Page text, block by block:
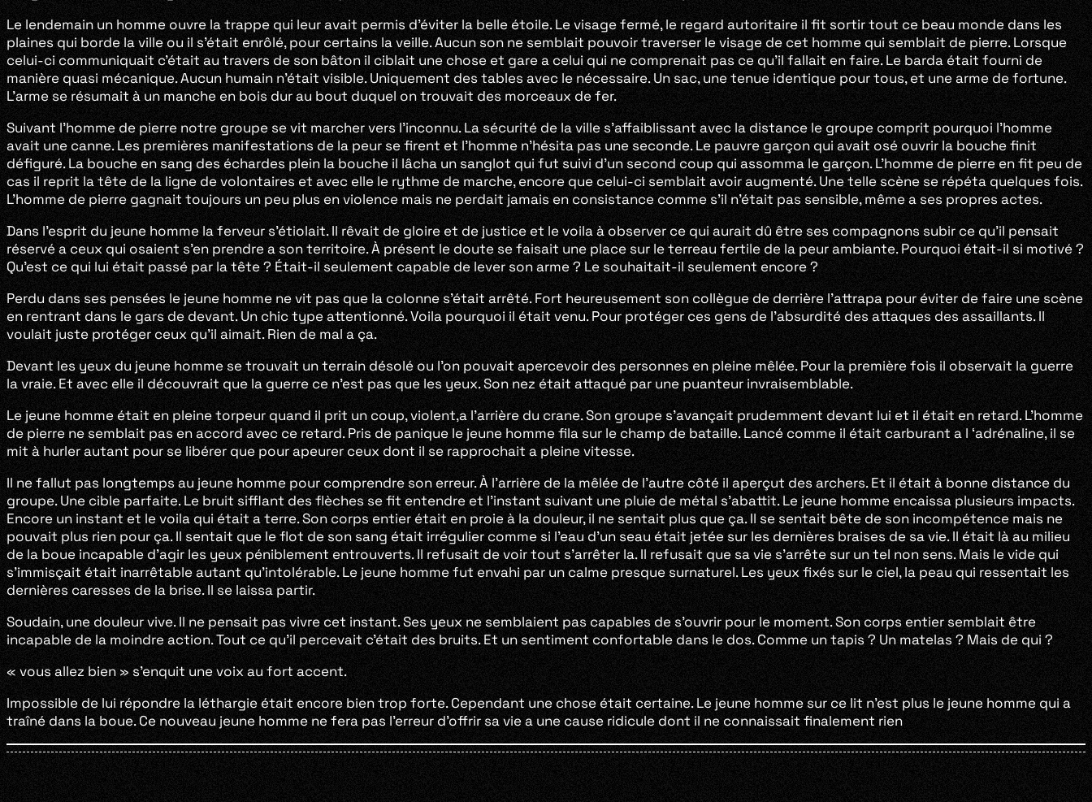
Le lendemain un homme ouvre la trappe qui leur avait permis d’éviter la belle étoile. Le visage fermé, le regard autoritaire il fit sortir tout ce beau monde dans les
plaines qui borde la ville ou il s’était enrôlé, pour certains la veille. Aucun son ne semblait pouvoir traverser le visage de cet homme qui semblait de pierre. Lorsque
celui-ci communiquait c’était au travers de son bâton il ciblait une chose et gare a celui qui ne comprenait pas ce qu’il fallait en faire. Le barda était fourni de
manière quasi mécanique. Aucun humain n’était visible. Uniquement des tables avec le nécessaire. Un sac, une tenue identique pour tous, et une arme de fortune.
L’arme se résumait à un manche en bois dur au bout duquel on trouvait des morceaux de fer.
Suivant l’homme de pierre notre groupe se vit marcher vers l’inconnu. La sécurité de la ville s’affaiblissant avec la distance le groupe comprit pourquoi l’homme
avait une canne. Les premières manifestations de la peur se firent et l’homme n’hésita pas une seconde. Le pauvre garçon qui avait osé ouvrir la bouche finit
défiguré. La bouche en sang des échardes plein la bouche il lâcha un sanglot qui fut suivi d’un second coup qui assomma le garçon. L’homme de pierre en fit peu de
cas il reprit la tête de la ligne de volontaires et avec elle le rythme de marche, encore que celui-ci semblait avoir augmenté. Une telle scène se répéta quelques fois.
L’homme de pierre gagnait toujours un peu plus en violence mais ne perdait jamais en consistance comme s’il n’était pas sensible, même a ses propres actes.
Dans l’esprit du jeune homme la ferveur s’étiolait. Il rêvait de gloire et de justice et le voila à observer ce qui aurait dû être ses compagnons subir ce qu’il pensait
réservé a ceux qui osaient s’en prendre a son territoire. À présent le doute se faisait une place sur le terreau fertile de la peur ambiante. Pourquoi était-il si motivé ?
Qu’est ce qui lui était passé par la tête ? Était-il seulement capable de lever son arme ? Le souhaitait-il seulement encore ?
Perdu dans ses pensées le jeune homme ne vit pas que la colonne s’était arrêté. Fort heureusement son collègue de derrière l’attrapa pour éviter de faire une scène
en rentrant dans le gars de devant. Un chic type attentionné. Voila pourquoi il était venu. Pour protéger ces gens de l’absurdité des attaques des assaillants. Il
voulait juste protéger ceux qu’il aimait. Rien de mal a ça.
Devant les yeux du jeune homme se trouvait un terrain désolé ou l’on pouvait apercevoir des personnes en pleine mêlée. Pour la première fois il observait la guerre
la vraie. Et avec elle il découvrait que la guerre ce n’est pas que les yeux. Son nez était attaqué par une puanteur invraisemblable.
Le jeune homme était en pleine torpeur quand il prit un coup, violent,a l’arrière du crane. Son groupe s’avançait prudemment devant lui et il était en retard. L’homme
de pierre ne semblait pas en accord avec ce retard. Pris de panique le jeune homme fila sur le champ de bataille. Lancé comme il était carburant a l ‘adrénaline, il se
mit à hurler autant pour se libérer que pour apeurer ceux dont il se rapprochait a pleine vitesse.
Il ne fallut pas longtemps au jeune homme pour comprendre son erreur. À l’arrière de la mêlée de l’autre côté il aperçut des archers. Et il était à bonne distance du
groupe. Une cible parfaite. Le bruit sifflant des flèches se fit entendre et l’instant suivant une pluie de métal s’abattit. Le jeune homme encaissa plusieurs impacts.
Encore un instant et le voila qui était a terre. Son corps entier était en proie à la douleur, il ne sentait plus que ça. Il se sentait bête de son incompétence mais ne
pouvait plus rien pour ça. Il sentait que le flot de son sang était irrégulier comme si l’eau d’un seau était jetée sur les dernières braises de sa vie. Il était là au milieu
de la boue incapable d’agir les yeux péniblement entrouverts. Il refusait de voir tout s’arrêter la. Il refusait que sa vie s’arrête sur un tel non sens. Mais le vide qui
s’immisçait était inarrêtable autant qu’intolérable. Le jeune homme fut envahi par un calme presque surnaturel. Les yeux fixés sur le ciel, la peau qui ressentait les
dernières caresses de la brise. Il se laissa partir.
Soudain, une douleur vive. Il ne pensait pas vivre cet instant. Ses yeux ne semblaient pas capables de s’ouvrir pour le moment. Son corps entier semblait être
incapable de la moindre action. Tout ce qu’il percevait c’était des bruits. Et un sentiment confortable dans le dos. Comme un tapis ? Un matelas ? Mais de qui ?
« vous allez bien » s’enquit une voix au fort accent.
Impossible de lui répondre la léthargie était encore bien trop forte. Cependant une chose était certaine. Le jeune homme sur ce lit n’est plus le jeune homme qui a
traîné dans la boue. Ce nouveau jeune homme ne fera pas l’erreur d’offrir sa vie a une cause ridicule dont il ne connaissait finalement rien